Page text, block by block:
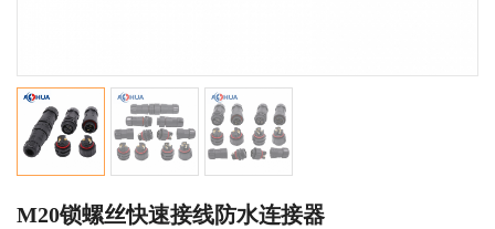
M20锁螺丝快速接线防水连接器